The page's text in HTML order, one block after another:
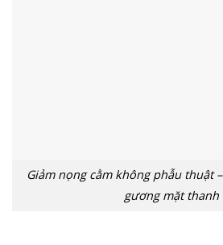
Giảm nọng cằm không phẫu thuật
gương mặt thanh